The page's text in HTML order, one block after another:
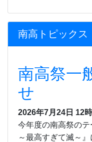
南高トピックス
南高祭一
せ
2026年7月24日 12
今年度の南高祭の
～最高すぎて滅～』